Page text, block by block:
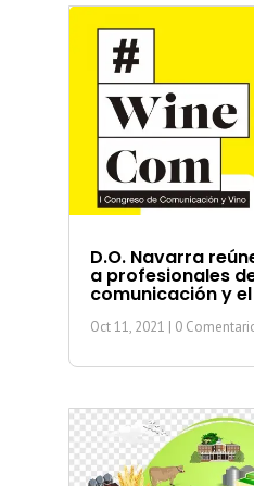
D.O. Navarra
a profesionales
comunicación y
Oct 11, 2021 | 0